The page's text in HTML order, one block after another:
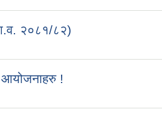
२०८१/८२)
आयोजनाहरु !